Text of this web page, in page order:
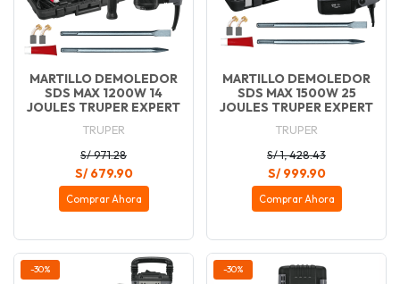
MARTILLO DEMOLEDOR
SDS MAX 1200W 14
JOULES TRUPER EXPERT
TRUPER
S/ 971.28
S/ 679.90
Comprar Ahora
MARTILLO DEMOLEDOR
SDS MAX 1500W 25
JOULES TRUPER EXPERT
TRUPER
S/ 1, 428.43
S/ 999.90
Comprar Ahora
-30% -30%